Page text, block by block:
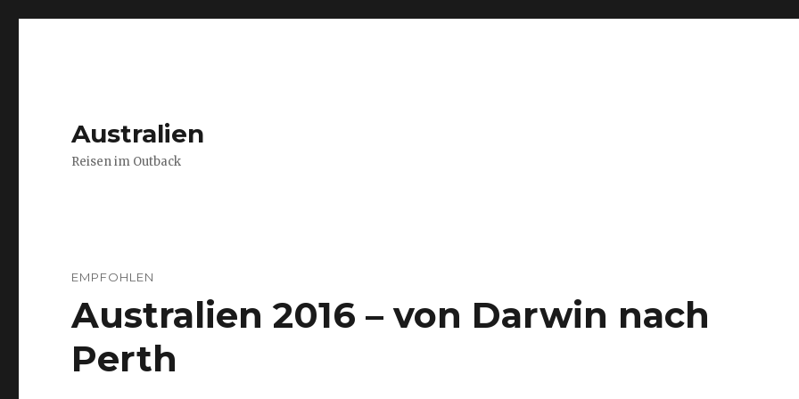
Australien
Reisen im Outback
EMPFOHLEN
Australien 2016 – von Darwin nach
Perth